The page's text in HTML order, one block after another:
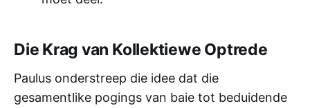
Die Krag van Kollektiewe Optrede
Paulus onderstreep die idee dat die
gesamentlike pogings van baie tot beduidende